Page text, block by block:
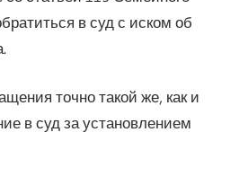
в суд с иском об
точно такой же, как и
в суд за установлением